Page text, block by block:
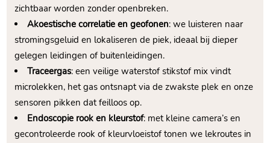
zichtbaar worden zonder openbreken.​
Akoestische correlatie en geofonen: we luisteren naar
stromingsgeluid en lokaliseren de piek, ideaal bij dieper
gelegen leidingen of buitenleidingen.​
Traceergas: een veilige waterstof stikstof mix vindt
microlekken, het gas ontsnapt via de zwakste plek en onze
sensoren pikken dat feilloos op.​
Endoscopie rook en kleurstof: met kleine camera’s en
gecontroleerde rook of kleurvloeistof tonen we lekroutes in